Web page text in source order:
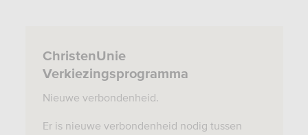
ChristenUnie
Verkiezingsprogramma
Nieuwe verbondenheid.
Er is nieuwe verbondenheid nodig tussen